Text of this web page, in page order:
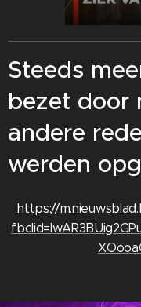
Steeds
bezet door
andere
werden
https://